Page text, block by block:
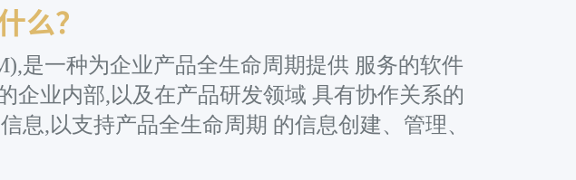
么？
是一种为企业产品全生命周期提供 服务的软件
企业内部,以及在产品研发领域 具有协作关系的
息,以支持产品全生命周期 的信息创建、管理、